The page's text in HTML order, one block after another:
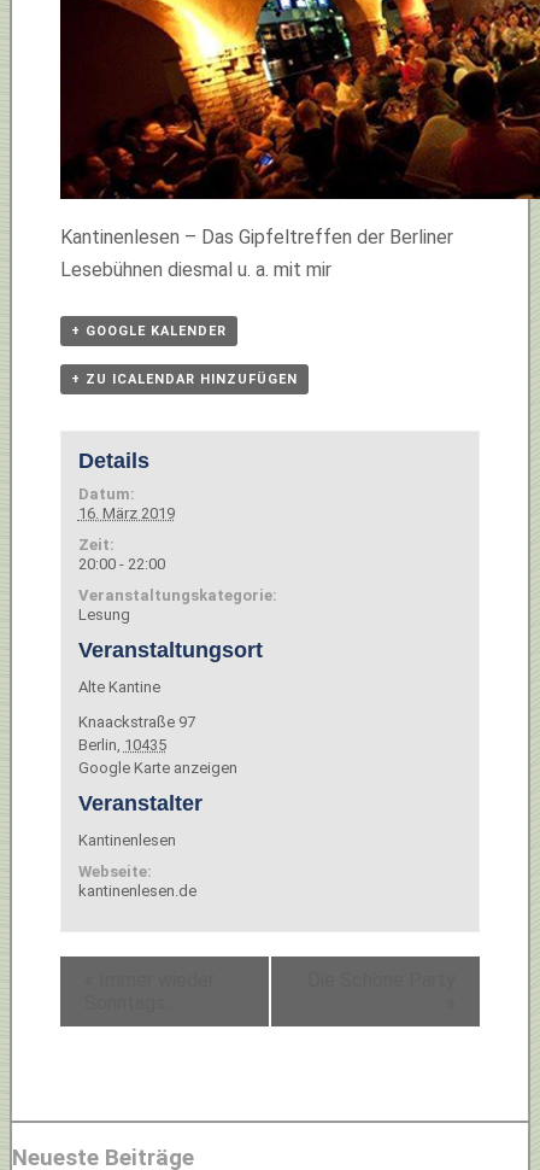
Kantinenlesen – Das Gipfeltreffen der Berliner
Lesebühnen diesmal u. a. mit mir
+ GOOGLE KALENDER
+ ZU ICALENDAR HINZUFÜGEN
Details
Datum:
16. März 2019
Zeit:
20:00 - 22:00
Veranstaltungskategorie:
Lesung
Veranstaltungsort
Alte Kantine
Knaackstraße 97
Berlin 10435
Google Karte anzeigen
Veranstalter
Kantinenlesen
Webseite:
kantinenlesen.de
Neueste Beiträge